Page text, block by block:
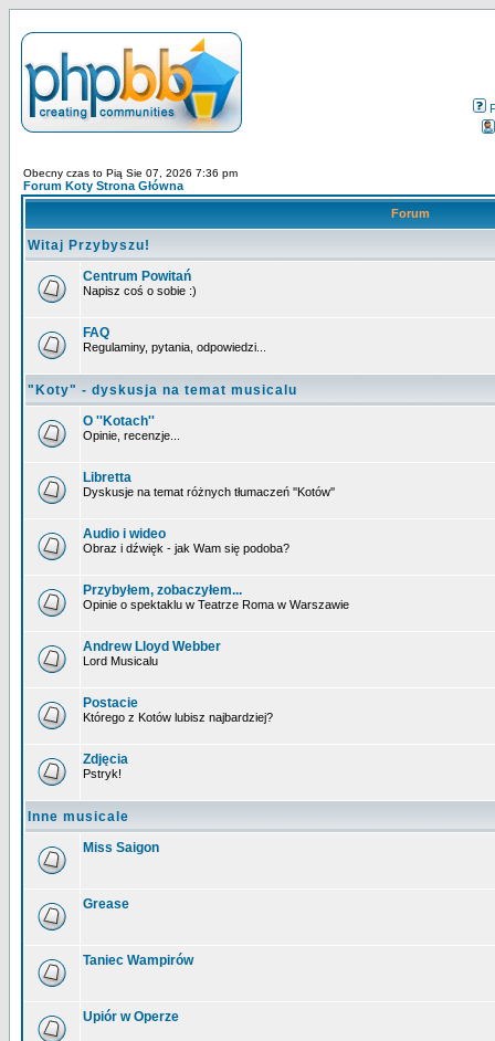
Obecny czas to Pią Sie 07, 2026 7:36 pm
Forum Koty Strona Główna
Forum
Witaj Przybyszu!
Centrum Powitań
Napisz coś o sobie :)
FAQ
Regulaminy, pytania, odpowiedzi...
"Koty" - dyskusja na temat musicalu
O ''Kotach''
Opinie, recenzje...
Libretta
Dyskusje na temat różnych tłumaczeń ''Kotów''
Audio i wideo
Obraz i dźwięk - jak Wam się podoba?
Przybyłem, zobaczyłem...
Opinie o spektaklu w Teatrze Roma w Warszawie
Andrew Lloyd Webber
Lord Musicalu
Postacie
Którego z Kotów lubisz najbardziej?
Zdjęcia
Pstryk!
Inne musicale
Miss Saigon
Grease
Taniec Wampirów
Upiór w Operze